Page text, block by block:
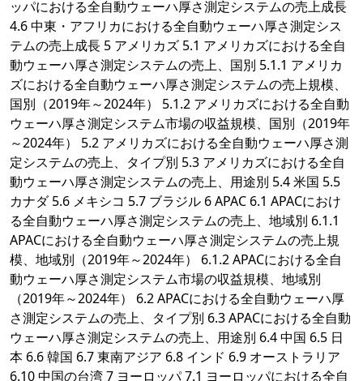
ッパにおける全自動ウェーハ厚さ測定システムの売上成長
4.6 中東・アフリカにおける全自動ウェーハ厚さ測定シス
テムの売上成長 5 アメリカズ 5.1 アメリカズにおける全自
動ウェーハ厚さ測定システムの売上、国別 5.1.1 アメリカ
ズにおける全自動ウェーハ厚さ測定システムの売上規模、
国別（2019年～2024年） 5.1.2 アメリカズにおける全自動
ウェーハ厚さ測定システム市場の収益規模、国別（2019年
～2024年） 5.2 アメリカズにおける全自動ウェーハ厚さ測
定システムの売上、タイプ別 5.3 アメリカズにおける全自
動ウェーハ厚さ測定システムの売上、用途別 5.4 米国 5.5
カナダ 5.6 メキシコ 5.7 ブラジル 6 APAC 6.1 APACにおけ
る全自動ウェーハ厚さ測定システムの売上、地域別 6.1.1
APACにおける全自動ウェーハ厚さ測定システムの売上規
模、地域別（2019年～2024年） 6.1.2 APACにおける全自
動ウェーハ厚さ測定システム市場の収益規模、地域別
（2019年～2024年） 6.2 APACにおける全自動ウェーハ厚
さ測定システムの売上、タイプ別 6.3 APACにおける全自動
ウェーハ厚さ測定システムの売上、用途別 6.4 中国 6.5 日
本 6.6 韓国 6.7 東南アジア 6.8 インド 6.9 オーストラリア
6.10 中国の台湾 7 ヨーロッパ 7.1 ヨーロッパにおける全自